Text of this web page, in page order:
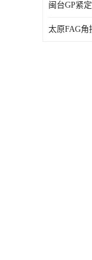
闽台GP紧
太原FAG角